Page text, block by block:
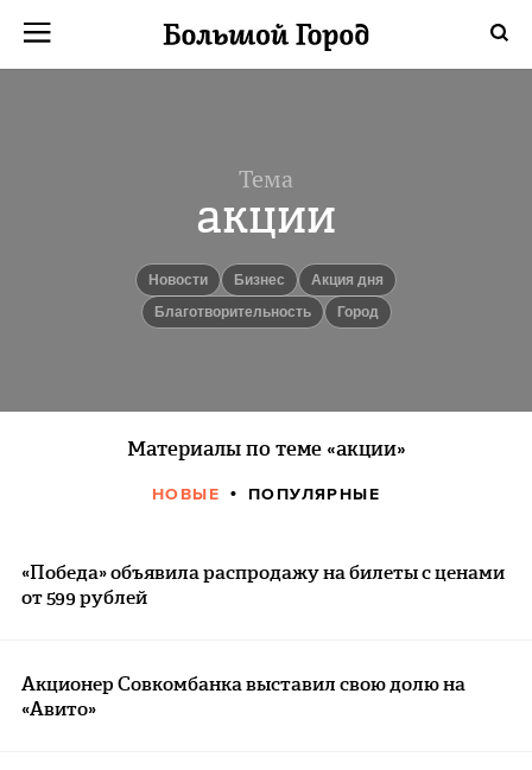
Тема
акции
новости бизнес
Акция дня
Благотворительность
город
Материалы по теме «акции»
НОВЫЕ ПОПУЛЯРНЫЕ
«Победа» объявила распродажу на билеты с ценами
от 599 рублей
Акционер Совкомбанка выставил свою долю на
«Авито»